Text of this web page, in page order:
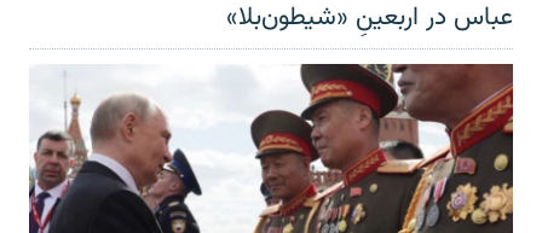
عباس در اربعینِ «شیطون‌بلا»